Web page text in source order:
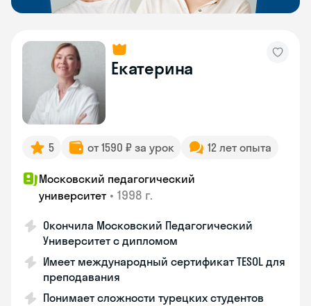
Екатерина
5 от 1590 ₽ за урок 12 лет опыта
Московский педагогический
университет • 1998 г.
Окончила Московский Педагогический
Университет с дипломом
Имеет международный сертификат TESOL для
преподавания
Понимает сложности турецких студентов